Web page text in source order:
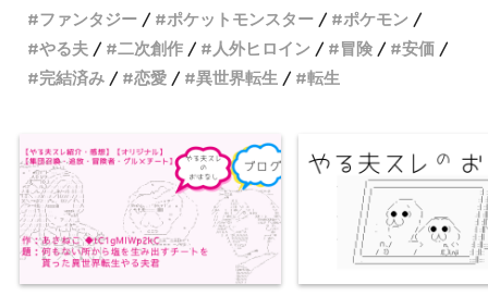
ファンタジー
ポケットモンスター
ポケモン
やる夫
二次創作 人外ヒロイン 冒険
安価
完結済み
恋愛 異世界転生 転生